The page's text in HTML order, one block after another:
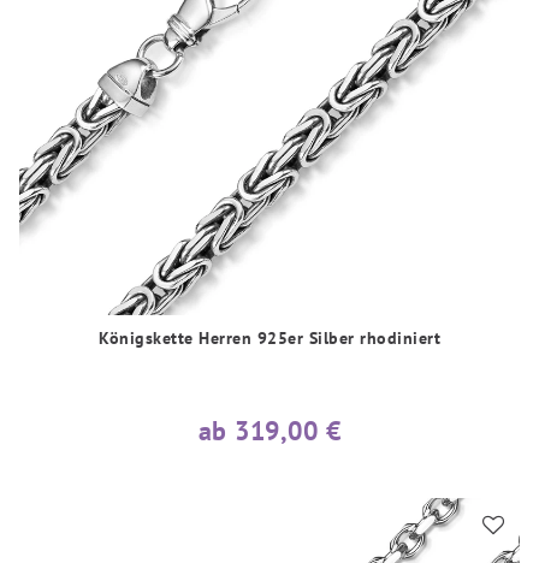
Königskette Herren 925er Silber rhodiniert
ab 319,00 €